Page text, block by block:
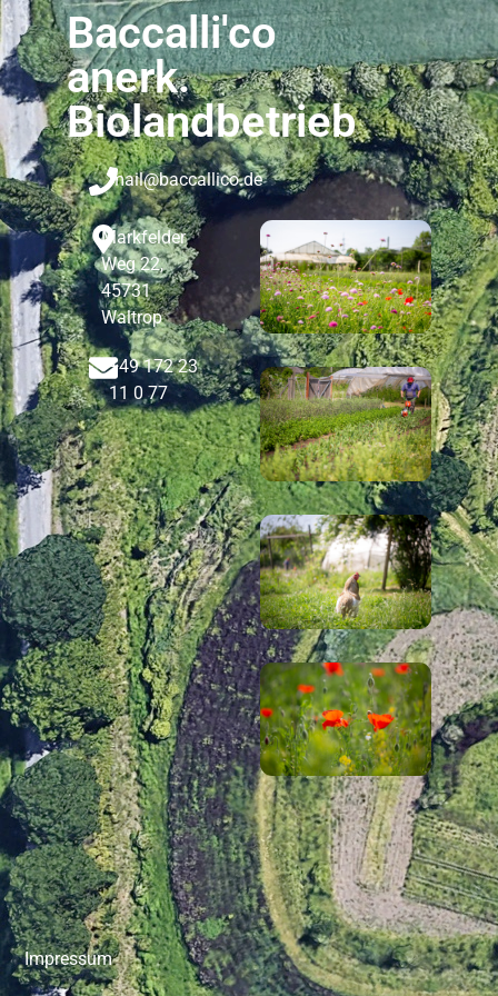
Baccalli'co
anerk.
Biolandbetrieb
mail@baccallico.de
Markfelder
Weg 22,
45731
Waltrop
+49 172 23
11 0 77
Impressum